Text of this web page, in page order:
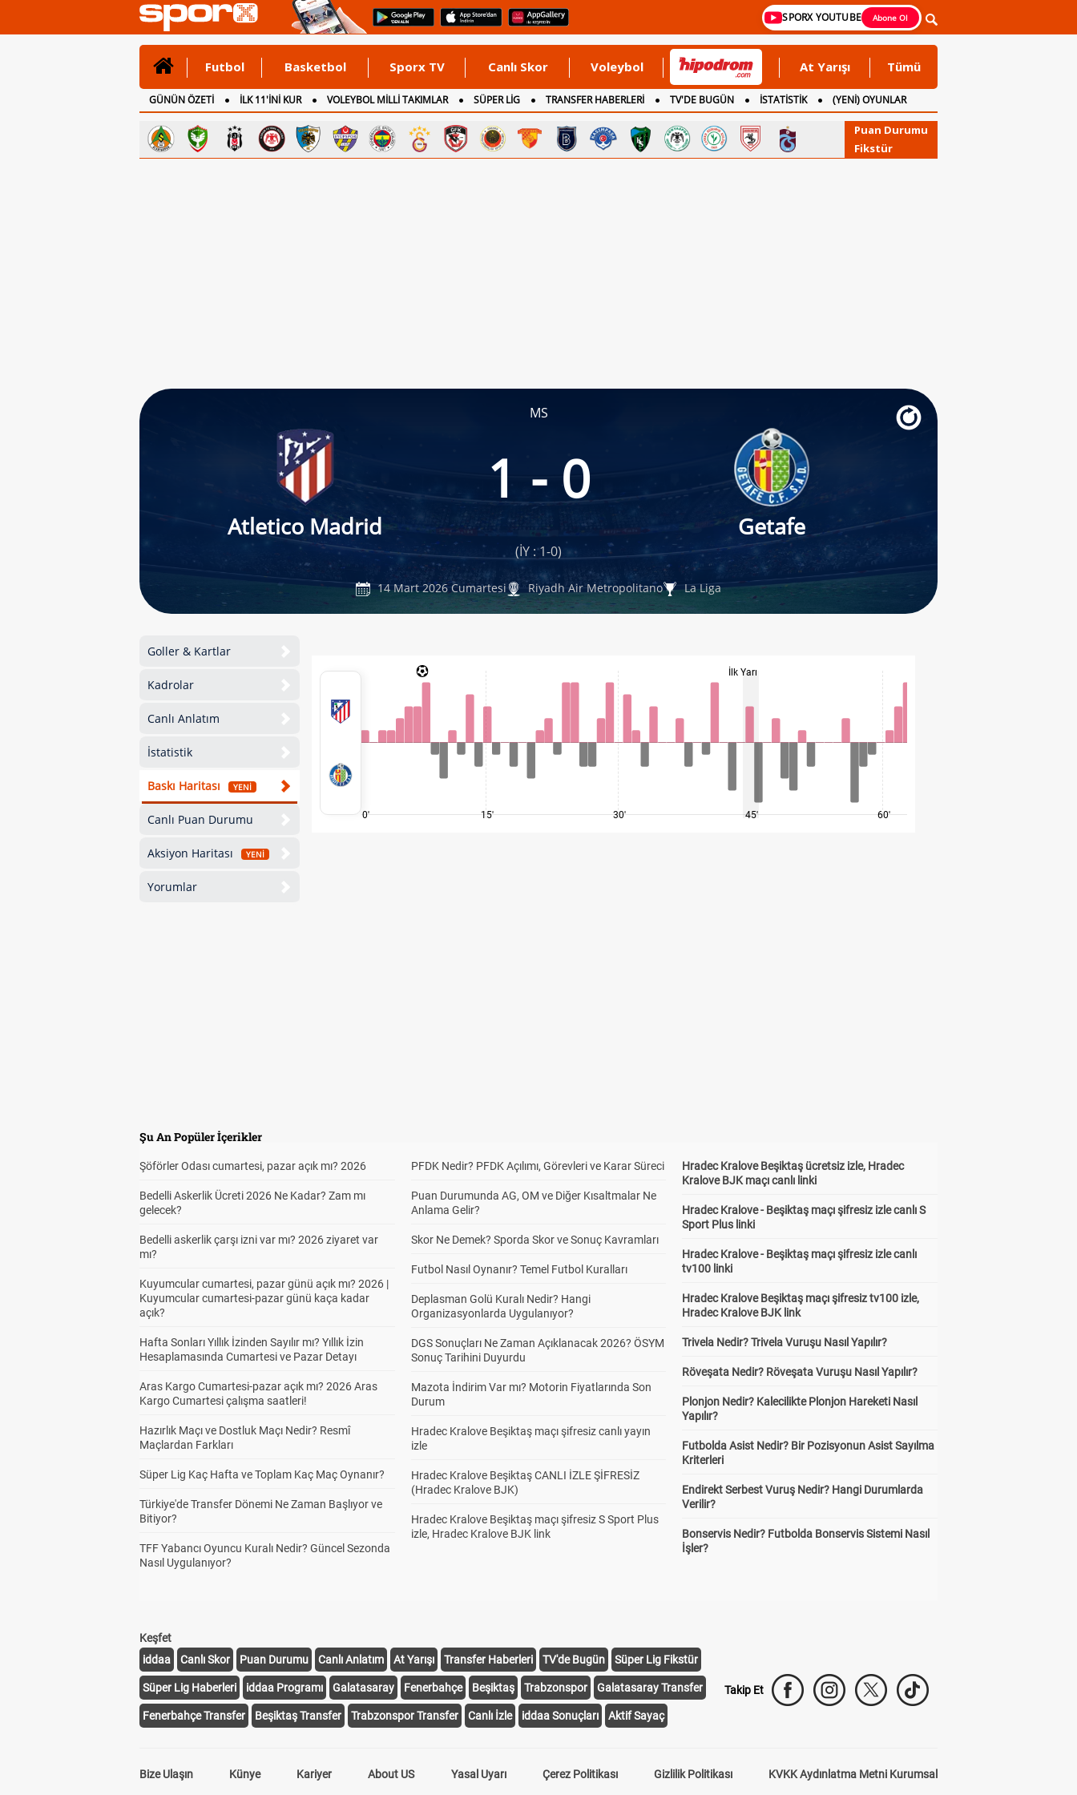
SPORX YOUTUBE Abone Ol
Futbol Basketbol Sporx TV Canlı Skor Voleybol At Yarışı Tümü
GÜNÜN ÖZETİ İLK 11'İNİ KUR VOLEYBOL MİLLİ TAKIMLAR SÜPER LİG TRANSFER HABERLERİ TV'DE BUGÜN İSTATİSTİK
(YENİ) OYUNLAR
CANLI ANLATIM
İNGİLTERE
Puan Durumu
Fikstür
MS
Atletico Madrid
1 - 0
Getafe
(İY : 1-0)
14 Mart 2026 Cumartesi Riyadh Air Metropolitano La Liga
Goller & Kartlar
Kadrolar
Canlı Anlatım
İstatistik
Baskı Haritası YENİ
Canlı Puan Durumu
Aksiyon Haritası YENİ
Yorumlar
0' 15' 30'
İlk Yarı
45' 60'
Şu An Popüler İçerikler
Şöförler Odası cumartesi, pazar açık mı? 2026
Bedelli Askerlik Ücreti 2026 Ne Kadar? Zam mı
gelecek?
Bedelli askerlik çarşı izni var mı? 2026 ziyaret var
mı?
Kuyumcular cumartesi, pazar günü açık mı? 2026 |
Kuyumcular cumartesi-pazar günü kaça kadar
açık?
Hafta Sonları Yıllık İzinden Sayılır mı? Yıllık İzin
Hesaplamasında Cumartesi ve Pazar Detayı
Aras Kargo Cumartesi-pazar açık mı? 2026 Aras
Kargo Cumartesi çalışma saatleri!
Hazırlık Maçı ve Dostluk Maçı Nedir? Resmî
Maçlardan Farkları
Süper Lig Kaç Hafta ve Toplam Kaç Maç Oynanır?
Türkiye'de Transfer Dönemi Ne Zaman Başlıyor ve
Bitiyor?
TFF Yabancı Oyuncu Kuralı Nedir? Güncel Sezonda
Nasıl Uygulanıyor?
PFDK Nedir? PFDK Açılımı, Görevleri ve Karar Süreci
Puan Durumunda AG, OM ve Diğer Kısaltmalar Ne
Anlama Gelir?
Skor Ne Demek? Sporda Skor ve Sonuç Kavramları
Futbol Nasıl Oynanır? Temel Futbol Kuralları
Deplasman Golü Kuralı Nedir? Hangi
Organizasyonlarda Uygulanıyor?
DGS Sonuçları Ne Zaman Açıklanacak 2026? ÖSYM
Sonuç Tarihini Duyurdu
Mazota İndirim Var mı? Motorin Fiyatlarında Son
Durum
Hradec Kralove Beşiktaş maçı şifresiz canlı yayın
izle
Hradec Kralove Beşiktaş CANLI İZLE ŞİFRESİZ
(Hradec Kralove BJK)
Hradec Kralove Beşiktaş maçı şifresiz S Sport Plus
izle, Hradec Kralove BJK link
Hradec Kralove Beşiktaş ücretsiz izle, Hradec
Kralove BJK maçı canlı linki
Hradec Kralove - Beşiktaş maçı şifresiz izle canlı S
Sport Plus linki
Hradec Kralove - Beşiktaş maçı şifresiz izle canlı
tv100 linki
Hradec Kralove Beşiktaş maçı şifresiz tv100 izle,
Hradec Kralove BJK link
Trivela Nedir? Trivela Vuruşu Nasıl Yapılır?
Röveşata Nedir? Röveşata Vuruşu Nasıl Yapılır?
Plonjon Nedir? Kalecilikte Plonjon Hareketi Nasıl
Yapılır?
Futbolda Asist Nedir? Bir Pozisyonun Asist Sayılma
Kriterleri
Endirekt Serbest Vuruş Nedir? Hangi Durumlarda
Verilir?
Bonservis Nedir? Futbolda Bonservis Sistemi Nasıl
İşler?
Keşfet
iddaa
Canlı Skor Puan Durumu Canlı Anlatım At Yarışı Transfer Haberleri TV'de Bugün Süper Lig Fikstür
Süper Lig Haberleri iddaa Programı Galatasaray Fenerbahçe Beşiktaş Trabzonspor Galatasaray Transfer
Fenerbahçe Transfer Beşiktaş Transfer Trabzonspor Transfer Canlı İzle iddaa Sonuçları Aktif Sayaç
Takip Et
Bize Ulaşın Künye Kariyer About US Yasal Uyarı Çerez Politikası Gizlilik Politikası KVKK Aydınlatma Metni Kurumsal